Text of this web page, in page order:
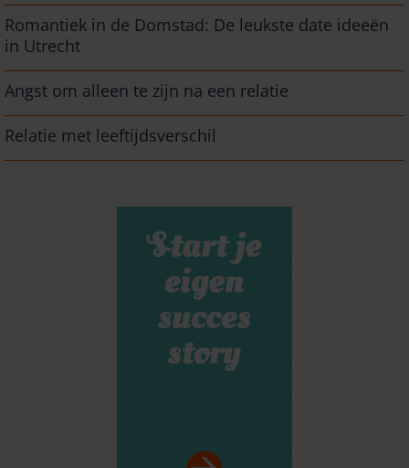
Romantiek in de Domstad: De leukste date ideeën
in Utrecht
Angst om alleen te zijn na een relatie
Relatie met leeftijdsverschil